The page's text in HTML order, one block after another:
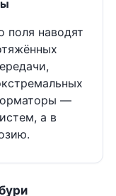
поля наводят
—
а в